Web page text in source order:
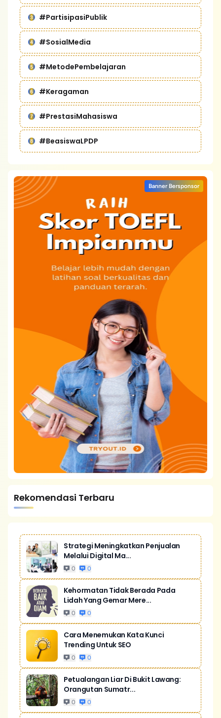
#PartisipasiPublik
#SosialMedia
#MetodePembelajaran
#Keragaman
#PrestasiMahasiswa
#BeasiswaLPDP
Banner Bersponsor
Rekomendasi Terbaru
Strategi Meningkatkan Penjualan
Melalui Digital Ma...
0 0
Kehormatan Tidak Berada Pada
Lidah Yang Gemar Mere...
0 0
Cara Menemukan Kata Kunci
Trending Untuk SEO
0 0
Petualangan Liar Di Bukit Lawang:
Orangutan Sumatr...
0 0